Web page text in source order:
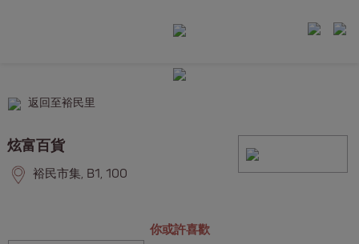
返回至裕民里
炫富百貨
裕民市集, B1, 100
你或許喜歡